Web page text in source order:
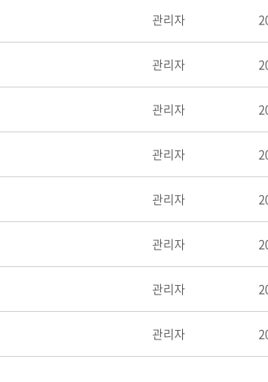
관리자
관리자
관리자
관리자
관리자
관리자
관리자
관리자